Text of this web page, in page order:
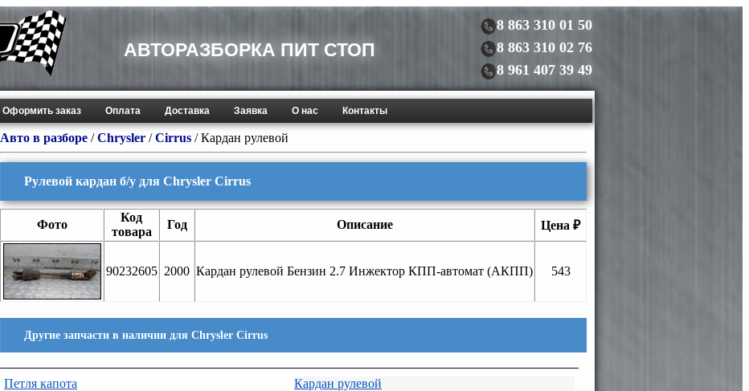
АВТОРАЗБОРКА ПИТ СТОП
8 863 310 01 50
8 863 310 02 76
8 961 407 39 49
Оформить заказ Оплата Доставка Заявка О нас Контакты
Авто в разборе /Chrysler /Cirrus / Кардан рулевой
Рулевой кардан б/у для Chrysler Cirrus
Фото
Код
товара
Год Описание Цена ₽
90232605 2000 Кардан рулевой Бензин 2.7 Инжектор КПП-автомат (АКПП) 543
Другие запчасти в наличии для Chrysler Cirrus
Петля капота
Кардан рулевой